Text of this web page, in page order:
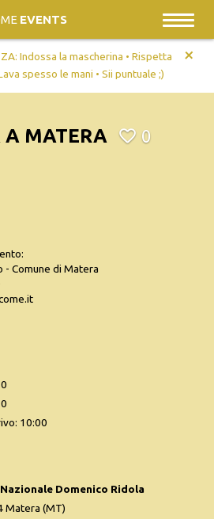
EVENTS
Indossa la mascherina • Rispetta
spesso le mani • Sii puntuale ;)
+
MATERA 0
Comune di Matera
10:00
Domenico Ridola
Matera (MT)